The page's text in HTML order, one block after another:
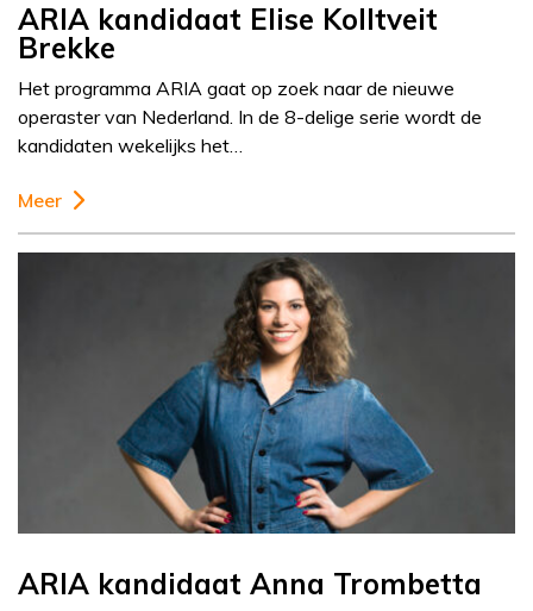
ARIA kandidaat Elise Kolltveit
Brekke
Het programma ARIA gaat op zoek naar de nieuwe
operaster van Nederland. In de 8-delige serie wordt de
kandidaten wekelijks het…
Meer
ARIA kandidaat Anna Trombetta